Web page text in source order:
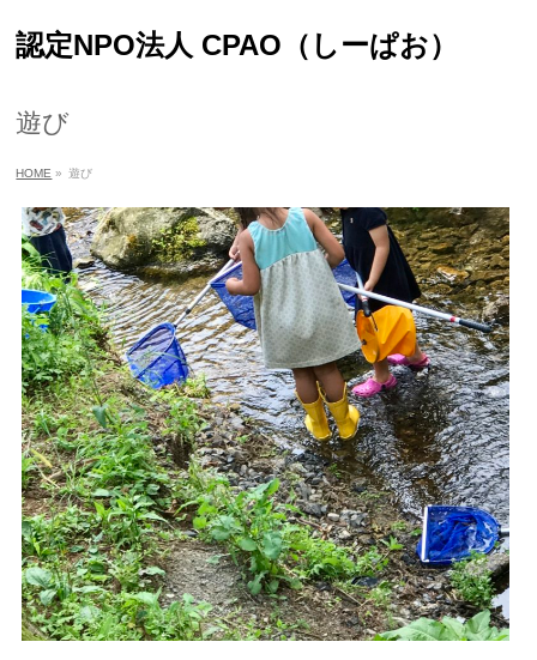
認定NPO法人 CPAO（しーぱお）
遊び
HOME » 遊び